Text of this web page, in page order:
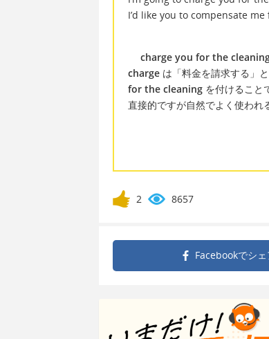
I’d like you to compensate
charge you for the
charge は「料金を請求する」と
for the cleaning を付けること
直接的ですが自然でよく使われ
2 8657
Facebookでシェ